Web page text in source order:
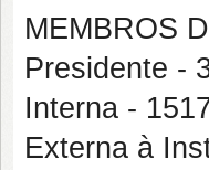
MEMBROS
Presidente -
Interna -
Externa à